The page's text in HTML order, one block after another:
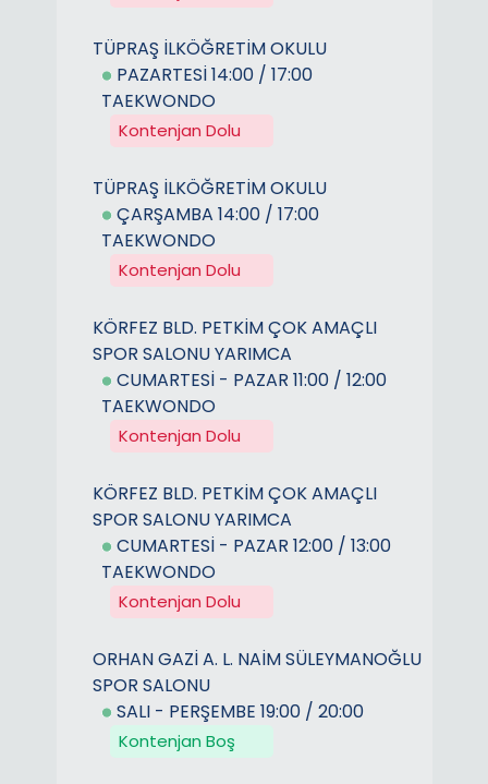
TÜPRAŞ İLKÖĞRETİM OKULU
PAZARTESİ 14:00 / 17:00
TAEKWONDO
Kontenjan Dolu
TÜPRAŞ İLKÖĞRETİM OKULU
ÇARŞAMBA 14:00 / 17:00
TAEKWONDO
Kontenjan Dolu
KÖRFEZ BLD. PETKİM ÇOK AMAÇLI
SPOR SALONU YARIMCA
CUMARTESİ - PAZAR 11:00 / 12:00
TAEKWONDO
Kontenjan Dolu
KÖRFEZ BLD. PETKİM ÇOK AMAÇLI
SPOR SALONU YARIMCA
CUMARTESİ - PAZAR 12:00 / 13:00
TAEKWONDO
Kontenjan Dolu
ORHAN GAZİ A. L. NAİM SÜLEYMANOĞLU
SPOR SALONU
SALI - PERŞEMBE 19:00 / 20:00
Kontenjan Boş